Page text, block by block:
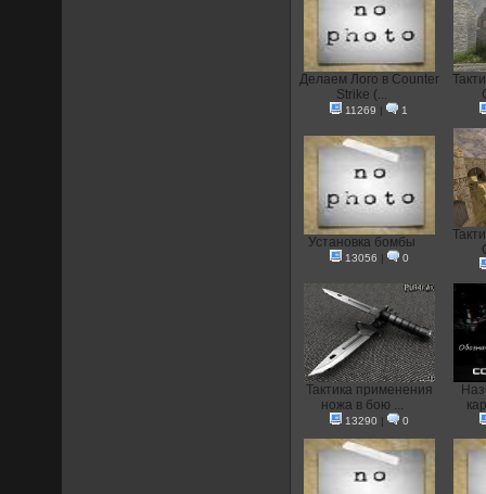
Делаем Лого в Counter
Strike (...
11269 | 1
Установка бомбы
13056 | 0
Тактика применения
ножа в бою ...
13290 | 0